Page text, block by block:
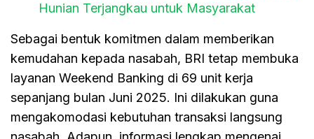
Hunian Terjangkau untuk Masyarakat
Sebagai bentuk komitmen dalam memberikan
kemudahan kepada nasabah, BRI tetap membuka
layanan Weekend Banking di 69 unit kerja
sepanjang bulan Juni 2025. Ini dilakukan guna
mengakomodasi kebutuhan transaksi langsung